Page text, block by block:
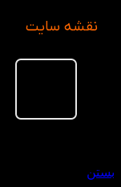
نقشه سایت
بستن